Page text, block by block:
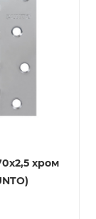
хром